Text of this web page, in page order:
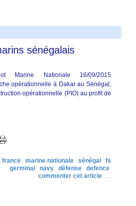
sénégalais
Marine Nationale 16/09/2015
opérationnelle à Dakar au Sénégal,
opérationnelle (PIO) au profit de
france marine nationale sénégal
fs
germinal
navy défense
defence
commenter cet article …